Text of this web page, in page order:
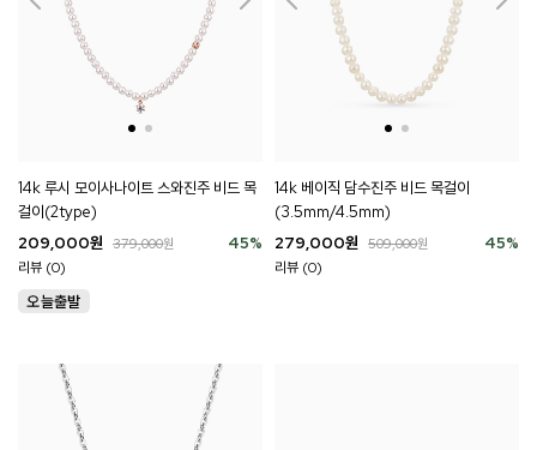
14k 루시 모이사나이트 스와진주 비드 목
걸이(2type)
45%
209,000원 379,000원
리뷰 (0)
14k 베이직 담수진주 비드 목걸이
(3.5mm/4.5mm)
45%
279,000원 509,000원
리뷰 (0)